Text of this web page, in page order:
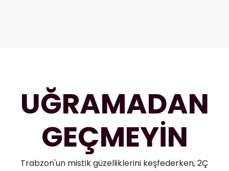
UĞRAMADAN
GEÇMEYİN
Trabzon'un mistik güzelliklerini keşfederken, 2Ç